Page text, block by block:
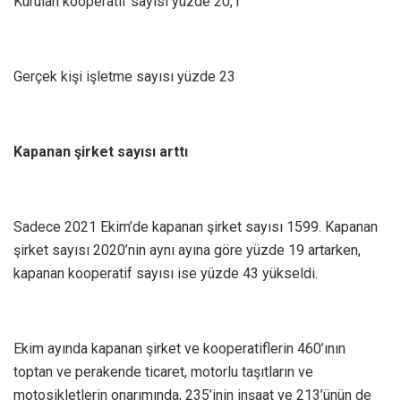
Gerçek kişi işletme sayısı yüzde 23
Kapanan şirket sayısı arttı
Sadece 2021 Ekim’de kapanan şirket sayısı 1599. Kapanan
şirket sayısı 2020’nin aynı ayına göre yüzde 19 artarken,
kapanan kooperatif sayısı ise yüzde 43 yükseldi.
Ekim ayında kapanan şirket ve kooperatiflerin 460’ının
toptan ve perakende ticaret, motorlu taşıtların ve
motosikletlerin onarımında, 235’inin inşaat ve 213’ünün de